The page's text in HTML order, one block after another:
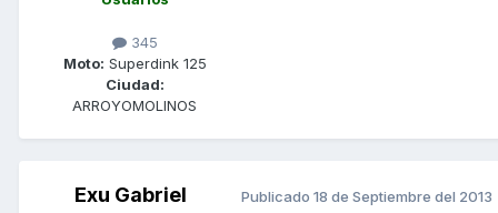
345
Moto: Superdink 125
Ciudad:
ARROYOMOLINOS
Exu Gabriel Publicado 18 de Septiembre del 2013